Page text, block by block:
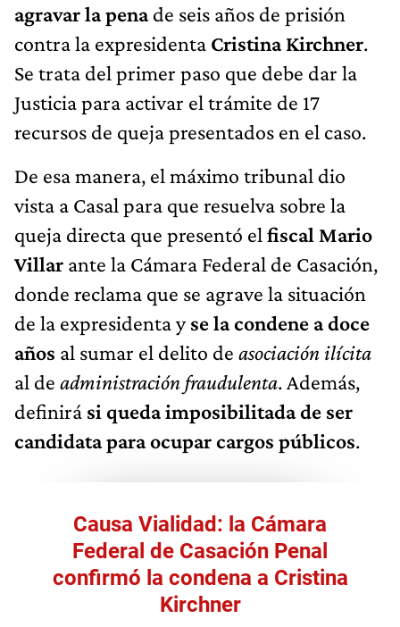
agravar la penade seis años de prisión
contra la expresidenta Cristina Kirchner.
Se trata del primer paso que debe dar la
Justicia para activar el trámite de 17
recursos de queja presentados en el caso.
De esa manera, el máximo tribunal dio
vista a Casal para que resuelva sobre la
queja directa que presentó el fiscal Mario
Villar ante la Cámara Federal de Casación,
donde reclama que se agrave la situación
de la expresidenta yse la condene a doce
años al sumar el delito de asociación ilícita
al de administración fraudulenta. Además,
definirá si queda imposibilitada de ser
candidata para ocupar cargos públicos.
Causa Vialidad: la Cámara
Federal de Casación Penal
confirmó la condena a Cristina
Kirchner